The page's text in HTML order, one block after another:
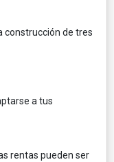
construcción de tres
a tus
rentas pueden ser